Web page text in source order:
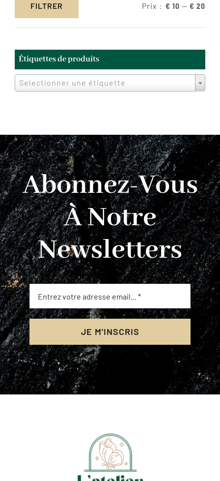
min
max
FILTRER Prix : € 10 — € 20
Étiquettes de produits
Selectionner une étiquette
Abonnez-Vous
À Notre
Newsletters
JE M'INSCRIS